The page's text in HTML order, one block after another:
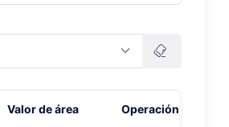
Valor de área Operación